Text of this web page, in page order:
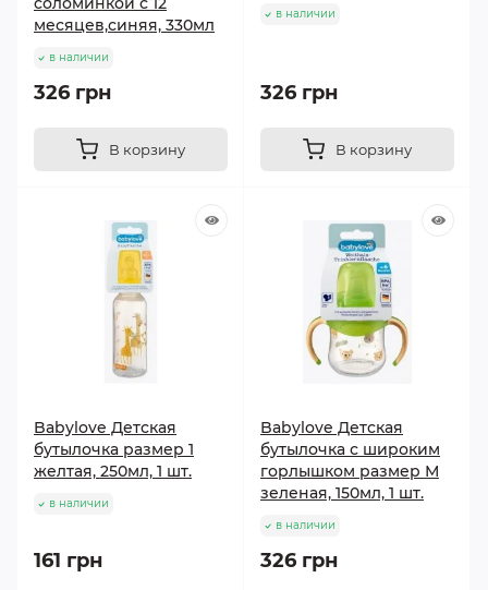
месяцев,синяя, 330мл
в наличии
326 грн
В корзину
в наличии
326 грн
В корзину
Babylove Детская
бутылочка размер 1
желтая, 250мл, 1 шт.
в наличии
161 грн
Babylove Детская
бутылочка с широким
горлышком размер М
зеленая, 150мл, 1 шт.
в наличии
326 грн